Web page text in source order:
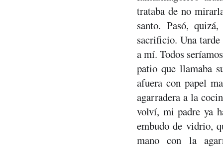
trataba de no
santo. Pasó,
sacrificio. Una
a mí. Todos
patio que llamaba
afuera con papel
agarradera a la
volví, mi padre ya
embudo de vidrio,
mano con la